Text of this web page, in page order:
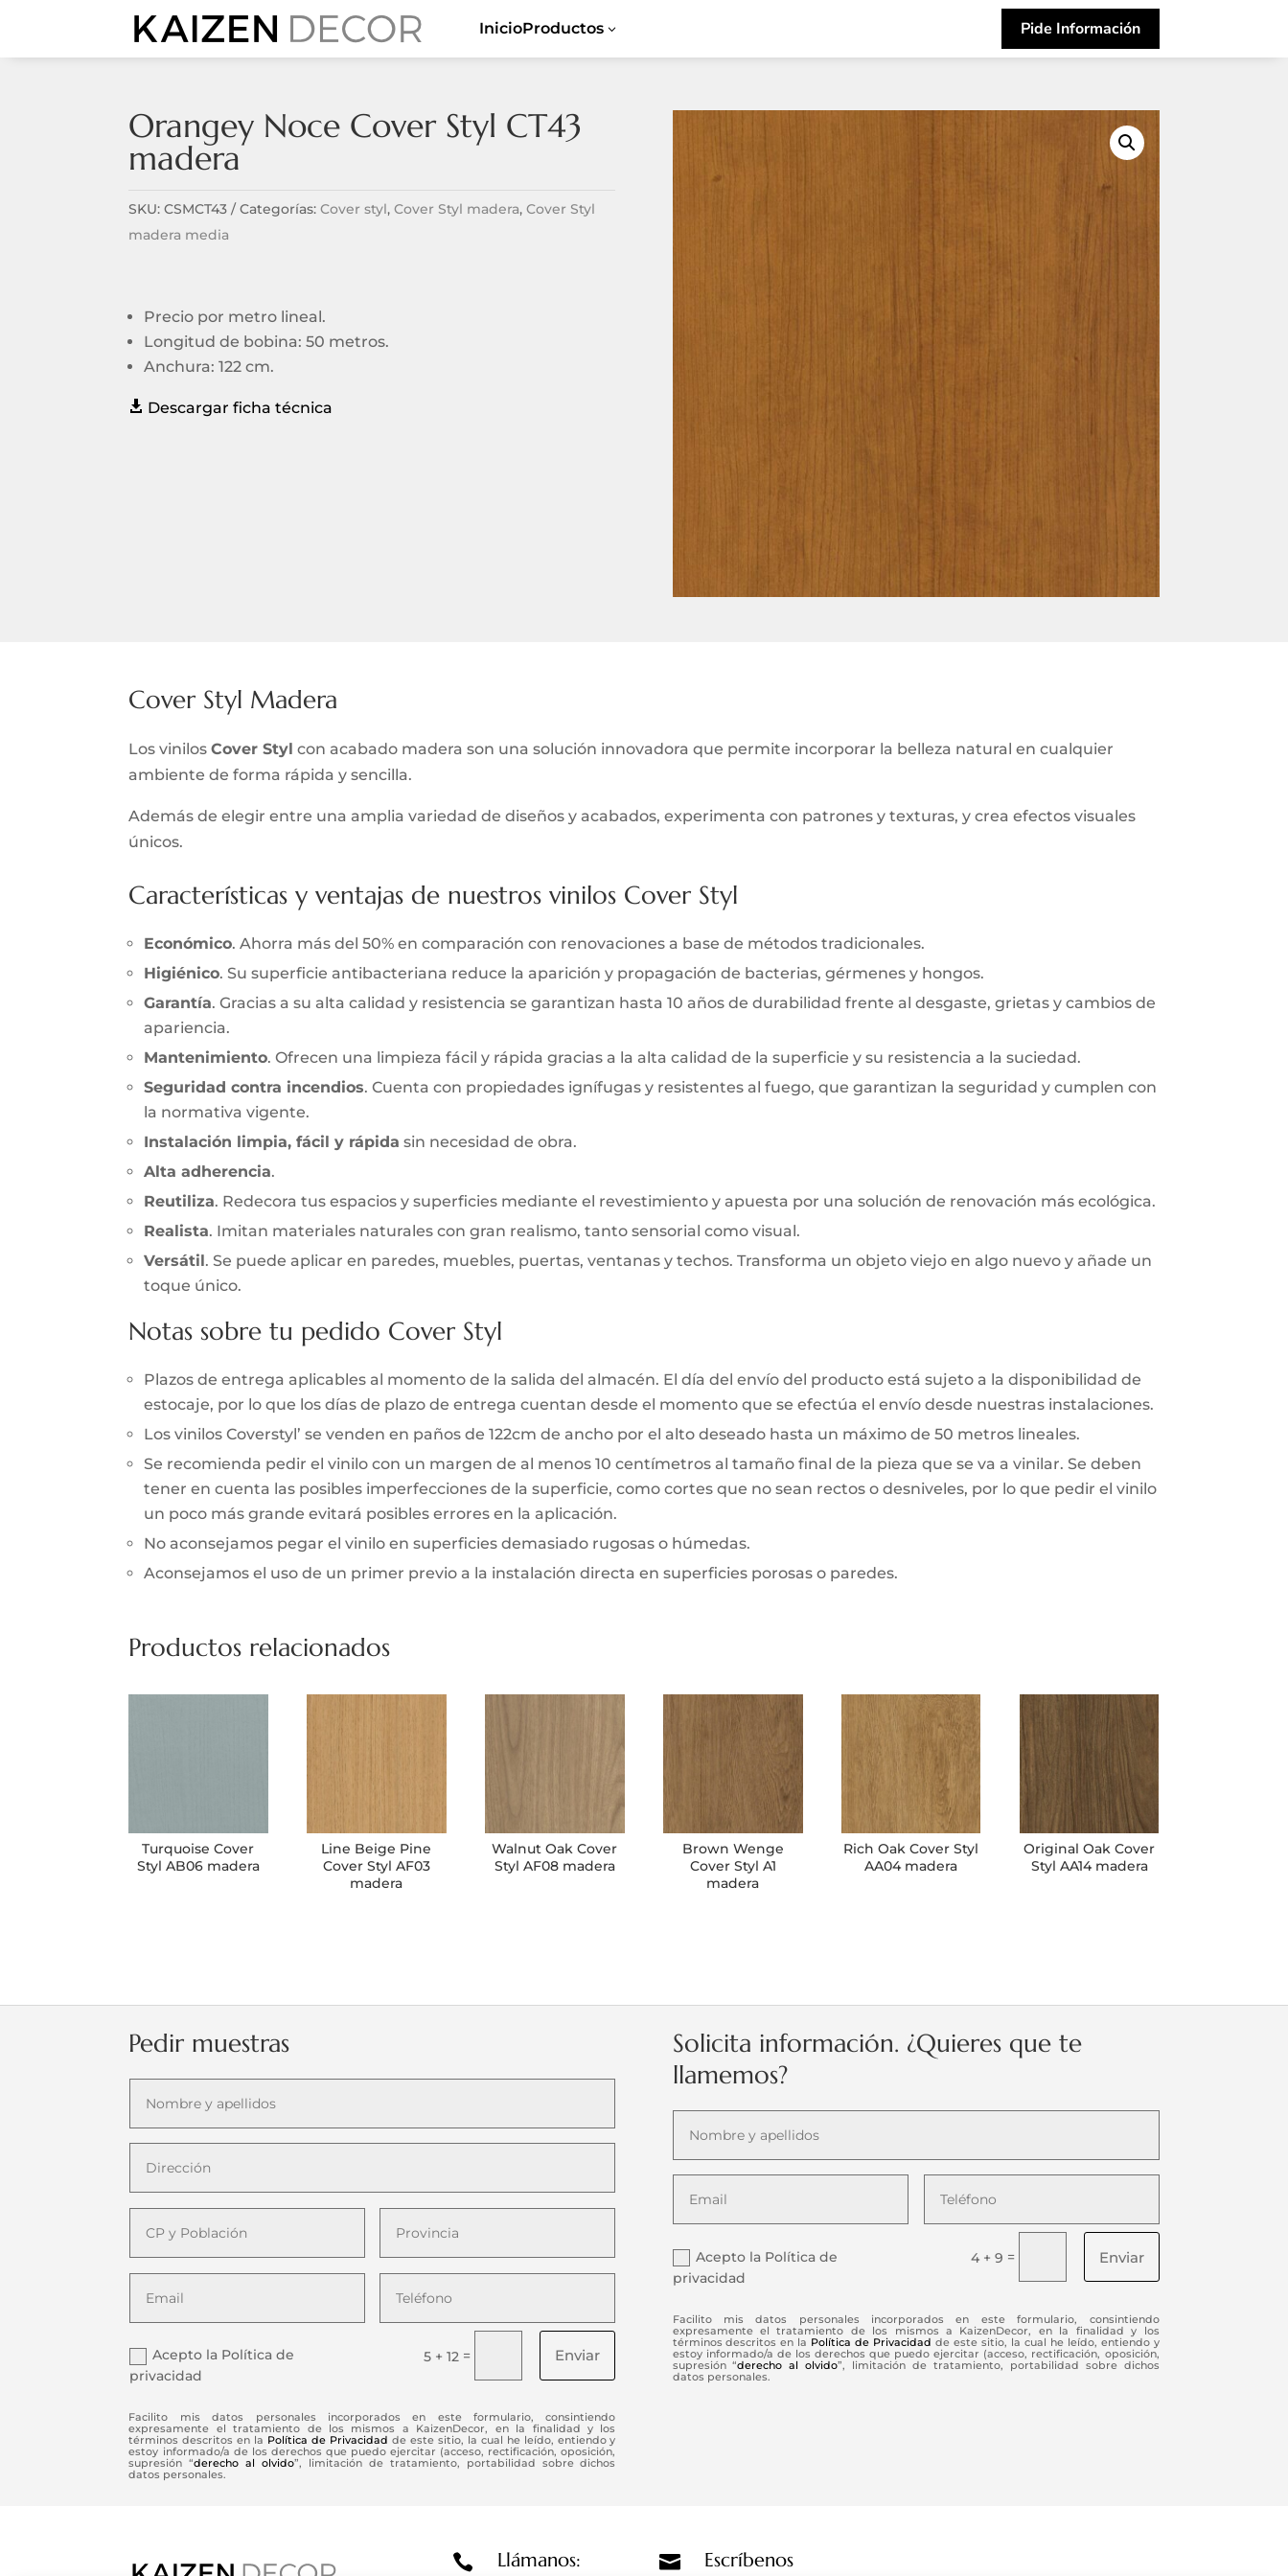
InicioProductos 3 Pide Información
Orangey Noce Cover Styl CT43
madera
SKU:CSMCT43 Categorías:Cover styl,Cover Styl madera,Cover Styl
madera media
Precio por metro lineal.
Longitud de bobina: 50 metros.
Anchura: 122 cm.
 Descargar ficha técnica
Cover Styl Madera
Los vinilosCover Styl con acabado madera son una solución innovadora que permite incorporar la belleza natural en cualquier
ambiente de forma rápida y sencilla.
Además de elegir entre una amplia variedad de diseños y acabados, experimenta con patrones y texturas, y crea efectos visuales
únicos.
Características y ventajas de nuestros vinilos Cover Styl
Económico. Ahorra más del 50% en comparación con renovaciones a base de métodos tradicionales.
Higiénico. Su superficie antibacteriana reduce la aparición y propagación de bacterias, gérmenes y hongos.
Garantía. Gracias a su alta calidad y resistencia se garantizan hasta 10 años de durabilidad frente al desgaste, grietas y cambios de
apariencia.
Mantenimiento. Ofrecen una limpieza fácil y rápida gracias a la alta calidad de la superficie y su resistencia a la suciedad.
Seguridad contra incendios. Cuenta con propiedades ignífugas y resistentes al fuego, que garantizan la seguridad y cumplen con
la normativa vigente.
Instalación limpia, fácil y rápida sin necesidad de obra.
Alta adherencia.
Reutiliza. Redecora tus espacios y superficies mediante el revestimiento y apuesta por una solución de renovación más ecológica.
Realista. Imitan materiales naturales con gran realismo, tanto sensorial como visual.
Versátil. Se puede aplicar en paredes, muebles, puertas, ventanas y techos. Transforma un objeto viejo en algo nuevo y añade un
toque único.
Notas sobre tu pedido Cover Styl
Plazos de entrega aplicables al momento de la salida del almacén. El día del envío del producto está sujeto a la disponibilidad de
estocaje, por lo que los días de plazo de entrega cuentan desde el momento que se efectúa el envío desde nuestras instalaciones.
Los vinilos Coverstyl’ se venden en paños de 122cm de ancho por el alto deseado hasta un máximo de 50 metros lineales.
Se recomienda pedir el vinilo con un margen de al menos 10 centímetros al tamaño final de la pieza que se va a vinilar. Se deben
tener en cuenta las posibles imperfecciones de la superficie, como cortes que no sean rectos o desniveles, por lo que pedir el vinilo
un poco más grande evitará posibles errores en la aplicación.
No aconsejamos pegar el vinilo en superficies demasiado rugosas o húmedas.
Aconsejamos el uso de un primer previo a la instalación directa en superficies porosas o paredes.
Productos relacionados
Turquoise Cover
Styl AB06 madera
Line Beige Pine
Cover Styl AF03
madera
Walnut Oak Cover
Styl AF08 madera
Brown Wenge
Cover Styl A1
madera
Rich Oak Cover Styl
AA04 madera
Original Oak Cover
Styl AA14 madera
Pedir muestras
Acepto la Política de
privacidad
5 + 12 = Enviar
Facilito mis datos personales incorporados en este formulario, consintiendo
expresamente el tratamiento de los mismos a KaizenDecor, en la finalidad y los
términos descritos en la Política de Privacidad de este sitio, la cual he leído, entiendo y
estoy informado/a de los derechos que puedo ejercitar (acceso, rectificación, oposición,
supresión “derecho al olvido”, limitación de tratamiento, portabilidad sobre dichos
datos personales.
Solicita información. ¿Quieres que te
llamemos?
Acepto la Política de
privacidad
4 + 9 = Enviar
Facilito mis datos personales incorporados en este formulario, consintiendo
expresamente el tratamiento de los mismos a KaizenDecor, en la finalidad y los
términos descritos en la Política de Privacidad de este sitio, la cual he leído, entiendo y
estoy informado/a de los derechos que puedo ejercitar (acceso, rectificación, oposición,
supresión “derecho al olvido”, limitación de tratamiento, portabilidad sobre dichos
datos personales.
 Llámanos:  Escríbenos